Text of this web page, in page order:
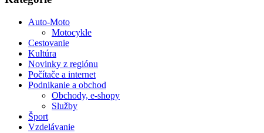
Auto-Moto
Motocykle
Cestovanie
Kultúra
Novinky z regiónu
Počítače a internet
Podnikanie a obchod
Obchody, e-shopy
Služby
Šport
Vzdelávanie